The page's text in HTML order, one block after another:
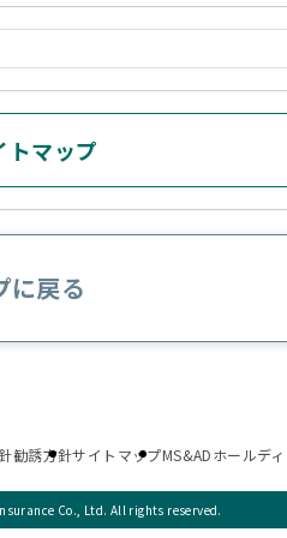
トマップ
に戻る
勧誘方針サイトマップMS&ADホールデ
Co., Ltd. All rights reserved.